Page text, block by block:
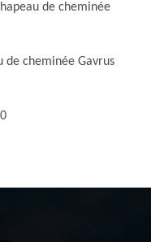
de cheminée
de cheminée Gavrus